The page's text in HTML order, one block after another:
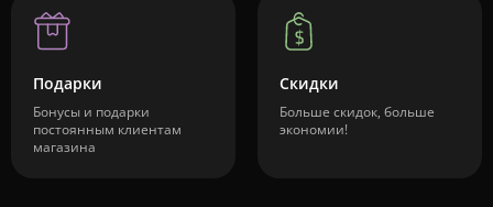
Подарки
Бонусы и подарки
постоянным клиентам
магазина
Скидки
Больше скидок, больше
экономии!